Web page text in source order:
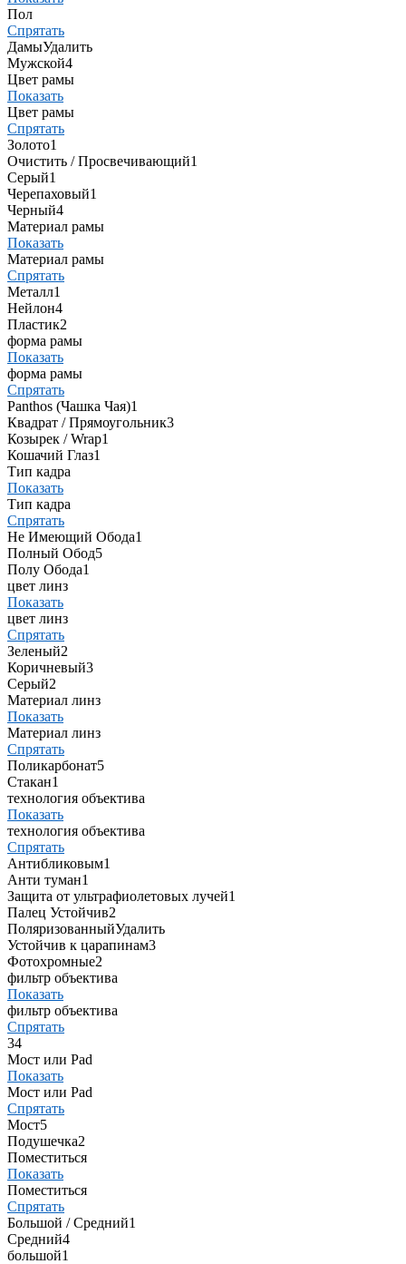
Пол
Спрятать
ДамыУдалить
Мужской4
Цвет рамы
Показать
Цвет рамы
Спрятать
Золото1
Очистить / Просвечивающий1
Серый1
Черепаховый1
Черный4
Материал рамы
Показать
Материал рамы
Спрятать
Металл1
Нейлон4
Пластик2
форма рамы
Показать
форма рамы
Спрятать
Panthos (Чашка Чая)1
Квадрат / Прямоугольник3
Козырек / Wrap1
Кошачий Глаз1
Тип кадра
Показать
Тип кадра
Спрятать
Не Имеющий Обода1
Полный Обод5
Полу Обода1
цвет линз
Показать
цвет линз
Спрятать
Зеленый2
Коричневый3
Серый2
Материал линз
Показать
Материал линз
Спрятать
Поликарбонат5
Стакан1
технология объектива
Показать
технология объектива
Спрятать
Антибликовым1
Анти туман1
Защита от ультрафиолетовых лучей1
Палец Устойчив2
ПоляризованныйУдалить
Устойчив к царапинам3
Фотохромные2
фильтр объектива
Показать
фильтр объектива
Спрятать
34
Мост или Pad
Показать
Мост или Pad
Спрятать
Мост5
Подушечка2
Поместиться
Показать
Поместиться
Спрятать
Большой / Средний1
Средний4
большой1